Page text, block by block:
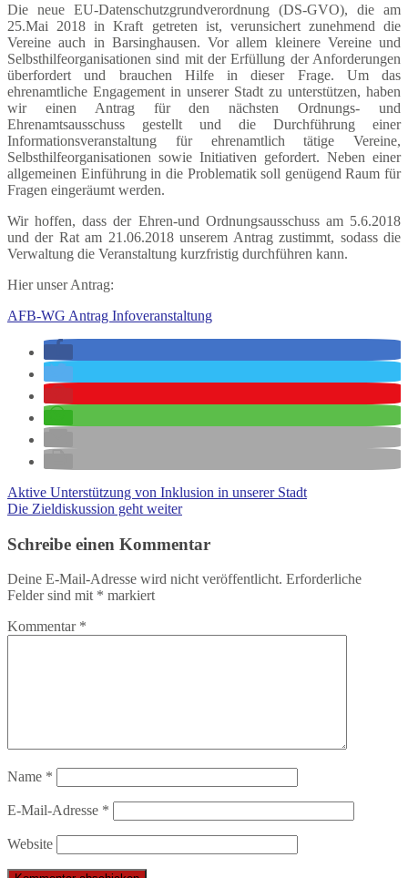
Die neue EU-Datenschutzgrundverordnung (DS-GVO), die am
25.Mai 2018 in Kraft getreten ist, verunsichert zunehmend die
Vereine auch in Barsinghausen. Vor allem kleinere Vereine und
Selbsthilfeorganisationen sind mit der Erfüllung der Anforderungen
überfordert und brauchen Hilfe in dieser Frage. Um das
ehrenamtliche Engagement in unserer Stadt zu unterstützen, haben
wir einen Antrag für den nächsten Ordnungs- und
Ehrenamtsausschuss gestellt und die Durchführung einer
Informationsveranstaltung für ehrenamtlich tätige Vereine,
Selbsthilfeorganisationen sowie Initiativen gefordert. Neben einer
allgemeinen Einführung in die Problematik soll genügend Raum für
Fragen eingeräumt werden.
Wir hoffen, dass der Ehren-und Ordnungsausschuss am 5.6.2018
und der Rat am 21.06.2018 unserem Antrag zustimmt, sodass die
Verwaltung die Veranstaltung kurzfristig durchführen kann.
Hier unser Antrag:
AFB-WG Antrag Infoveranstaltung
Aktive Unterstützung von Inklusion in unserer Stadt
Die Zieldiskussion geht weiter
Schreibe einen Kommentar
Deine E-Mail-Adresse wird nicht veröffentlicht. Erforderliche
Felder sind mit * markiert
Kommentar *
Name *
E-Mail-Adresse *
Website